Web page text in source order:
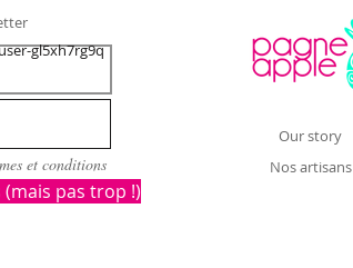
et conditions
(mais pas trop !)
gl5xh7rg9q
Our story
Nos artisans